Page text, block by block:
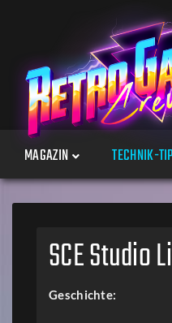
MAGAZIN TECHNIK-
SCE Studio
Geschichte: